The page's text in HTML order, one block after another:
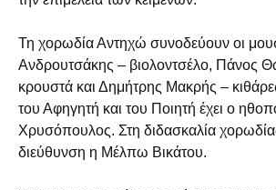
Τη χορωδία Αντηχώ συνοδεύουν οι
Ανδρουτσάκης – βιολοντσέλο, Πάνος
κρουστά και Δημήτρης Μακρής –
του Αφηγητή και του Ποιητή έχει ο
Χρυσόπουλος. Στη διδασκαλία
διεύθυνση η Μέλπω Βικάτου.